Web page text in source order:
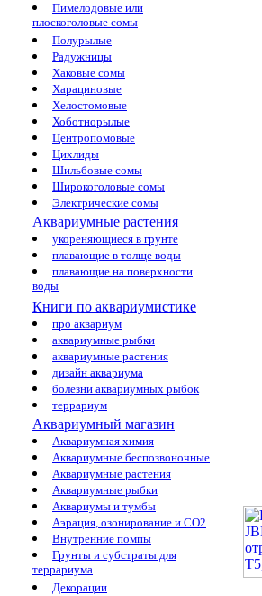
Пимелодовые или
плоскоголовые сомы
Полурылые
Радужницы
Хаковые сомы
Харациновые
Хелостомовые
Хоботнорылые
Центропомовые
Цихлиды
Шильбовые сомы
Широкоголовые сомы
Электрические сомы
Аквариумные растения
укореняющиеся в грунте
плавающие в толще воды
плавающие на поверхности
воды
Книги по аквариумистике
про аквариум
аквариумные рыбки
аквариумные растения
дизайн аквариума
болезни аквариумных рыбок
террариум
Аквариумный магазин
Аквариумная химия
Аквариумные беспозвоночные
Аквариумные растения
Аквариумные рыбки
Аквариумы и тумбы
Аэрация, озонирование и CO2
Внутренние помпы
Грунты и субстраты для
террариума
Декорации